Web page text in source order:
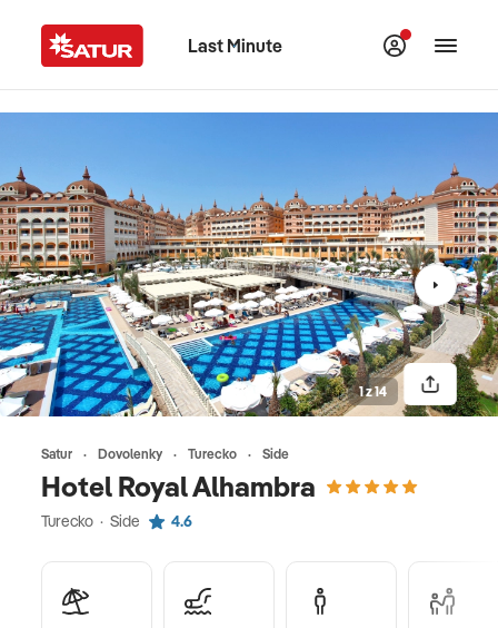
Last Minute
Satur Dovolenky Turecko Side
Hotel Royal Alhambra
Turecko · Side 4.6
1 z 14